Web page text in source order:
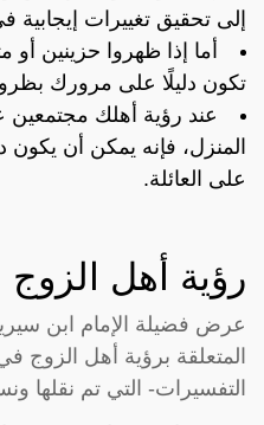
إلى تحقيق تغييرات إيجابية
أما إذا ظهروا حزينين أو
تكون دليلًا على مرورك
عند رؤية أهلك مجتمعين
المنزل، فإنه يمكن أن
على العائلة.
رؤية أهل
عرض فضيلة الإمام ابن
المتعلقة برؤية أهل الزوج
التفسيرات- التي تم نقلها